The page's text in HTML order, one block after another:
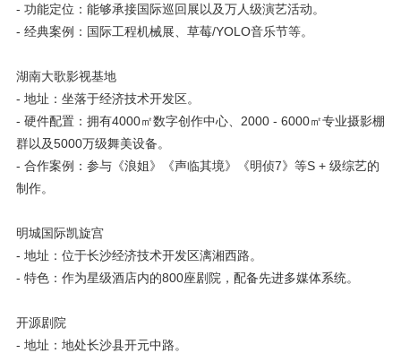
- 功能定位：能够承接国际巡回展以及万人级演艺活动。
- 经典案例：国际工程机械展、草莓/YOLO音乐节等。
湖南大歌影视基地
- 地址：坐落于经济技术开发区。
- 硬件配置：拥有4000㎡数字创作中心、2000 - 6000㎡专业摄影棚
群以及5000万级舞美设备。
- 合作案例：参与《浪姐》《声临其境》《明侦7》等S + 级综艺的
制作。
明城国际凯旋宫
- 地址：位于长沙经济技术开发区漓湘西路。
- 特色：作为星级酒店内的800座剧院，配备先进多媒体系统。
开源剧院
- 地址：地处长沙县开元中路。